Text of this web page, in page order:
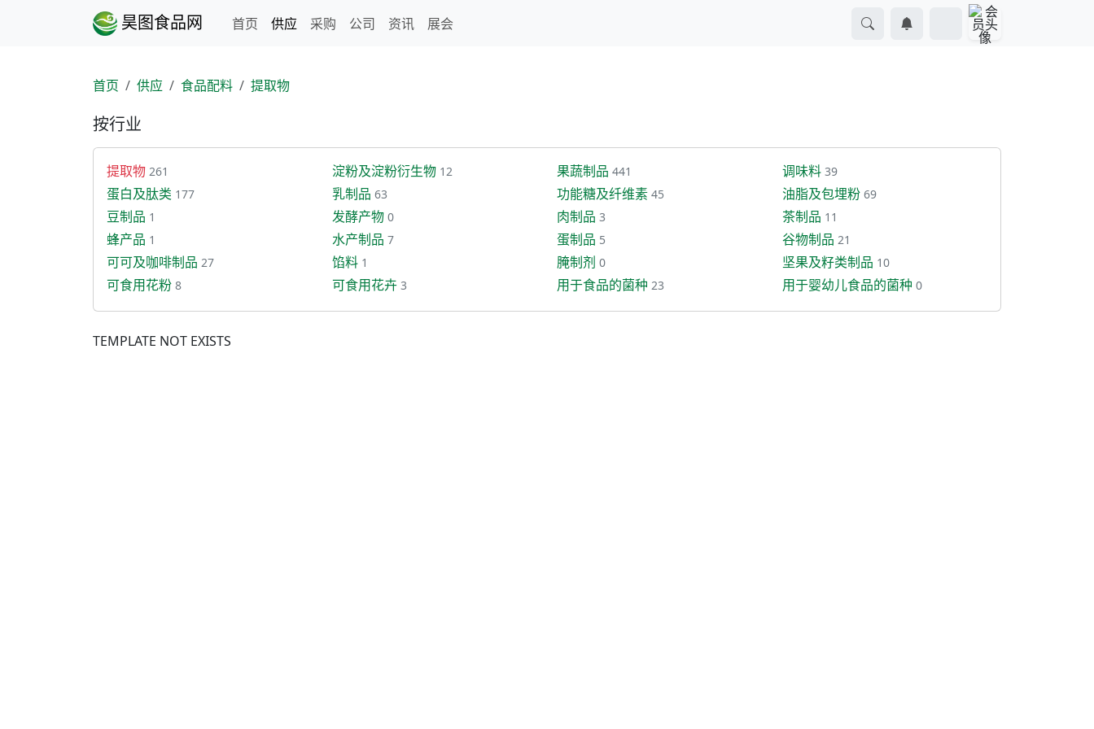
昊图食品网 首页 供应 采购 公司 资讯 展会
首页 供应 食品配料 提取物
按行业
提取物 261 淀粉及淀粉衍生物 12 果蔬制品 441 调味料 39
蛋白及肽类 177 乳制品 63 功能糖及纤维素 45 油脂及包埋粉 69
豆制品 1 发酵产物 0 肉制品 3 茶制品 11
蜂产品 1 水产制品 7 蛋制品 5 谷物制品 21
可可及咖啡制品 27 馅料 1 腌制剂 0 坚果及籽类制品 10
可食用花粉 8 可食用花卉 3 用于食品的菌种 23 用于婴幼儿食品的菌种 0
TEMPLATE NOT EXISTS